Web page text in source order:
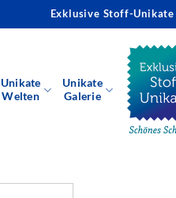
Exklusive Stoff-Unikate
Unikate
Welten
Unikate
Galerie